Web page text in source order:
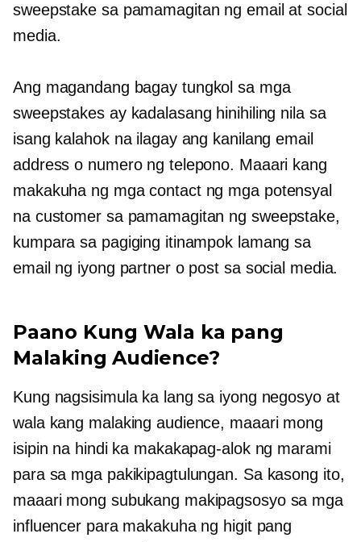
sweepstake sa pamamagitan ng email at social
media.
Ang magandang bagay tungkol sa mga
sweepstakes ay kadalasang hinihiling nila sa
isang kalahok na ilagay ang kanilang email
address o numero ng telepono. Maaari kang
makakuha ng mga contact ng mga potensyal
na customer sa pamamagitan ng sweepstake,
kumpara sa pagiging itinampok lamang sa
email ng iyong partner o post sa social media.
Paano Kung Wala ka pang
Malaking Audience?
Kung nagsisimula ka lang sa iyong negosyo at
wala kang malaking audience, maaari mong
isipin na hindi ka makakapag-alok ng marami
para sa mga pakikipagtulungan. Sa kasong ito,
maaari mong subukang makipagsosyo sa mga
influencer para makakuha ng higit pang